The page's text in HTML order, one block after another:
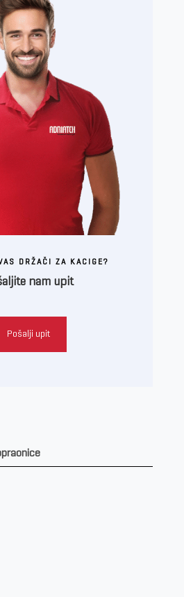
DRŽAČI ZA KACIGE?
nam upit
Pošalji upit